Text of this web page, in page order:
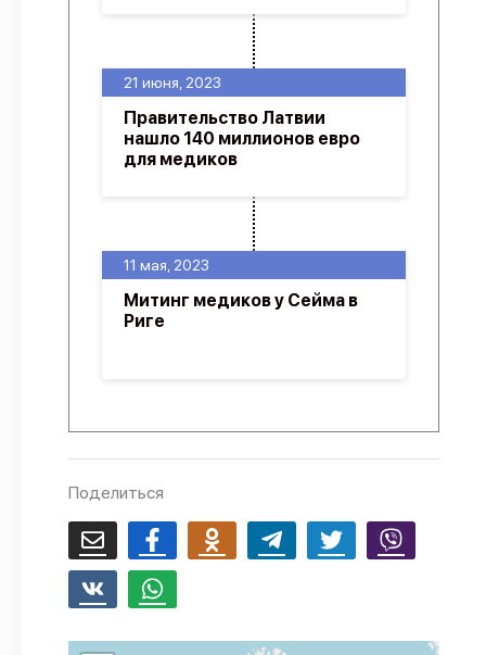
11 мая, 2023
Митинг медиков у Сейма в
Риге
21 июня, 2023
Правительство Латвии
нашло 140 миллионов евро
для медиков
Поделиться